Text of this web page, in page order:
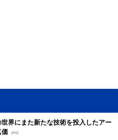
世界にまた新たな技術を投入したアー
価 [PR]